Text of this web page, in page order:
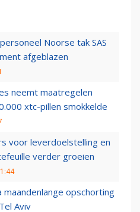
Noorse tak SAS
afgeblazen
neemt maatregelen
xtc-pillen smokkelde
voor leverdoelstelling en
verder groeien
maandenlange opschorting
Aviv